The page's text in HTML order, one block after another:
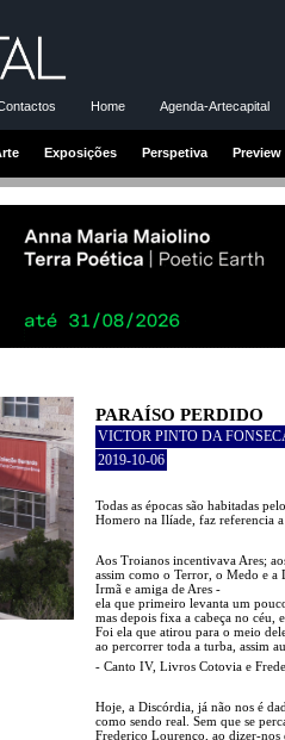
Home Agenda-Artecapital
Exposições Perspetiva Preview
PARAÍSO PERDIDO
VICTOR PINTO DA
2019-10-06
Todas as épocas são habitadas
Homero na Ilíade, faz referencia
Aos Troianos incentivava Ares;
assim como o Terror, o Medo e a
Irmã e amiga de Ares -
ela que primeiro levanta um
mas depois fixa a cabeça no céu,
Foi ela que atirou para o meio
ao percorrer toda a turba, assim
- Canto IV, Livros Cotovia e
Hoje, a Discórdia, já não nos é
como sendo real. Sem que se
Frederico Lourenço, ao dizer-nos